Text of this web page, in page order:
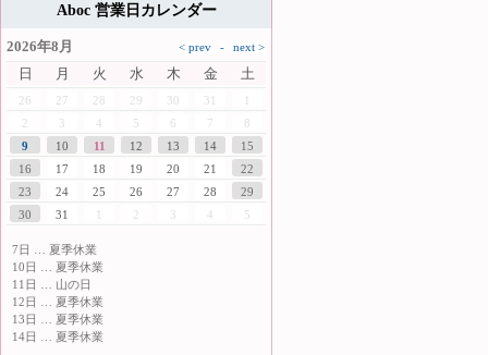
Aboc 営業日カレンダー
2026年8月
日
月 火 水 木 金 土
26 27 28 29 30 31
1
3 4 5 6 7
8
9
10 11 12 13 14
15
16
17 18 19 20 21
22
23
24 25 26 27 28
29
30
31 1 3 4 5
7日 … 夏季休業
10日 … 夏季休業
11日 … 山の日
12日 … 夏季休業
13日 … 夏季休業
14日 … 夏季休業